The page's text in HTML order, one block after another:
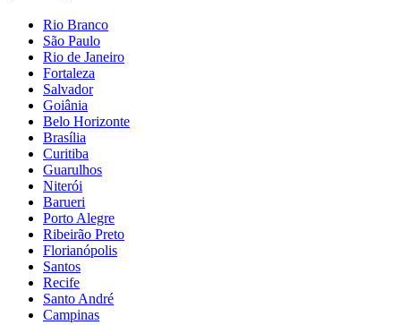
Rio Branco
São Paulo
Rio de Janeiro
Fortaleza
Salvador
Goiânia
Belo Horizonte
Brasília
Curitiba
Guarulhos
Niterói
Barueri
Porto Alegre
Ribeirão Preto
Florianópolis
Santos
Recife
Santo André
Campinas